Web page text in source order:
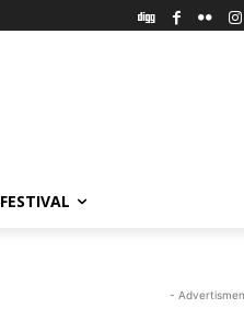
FESTIVAL
-